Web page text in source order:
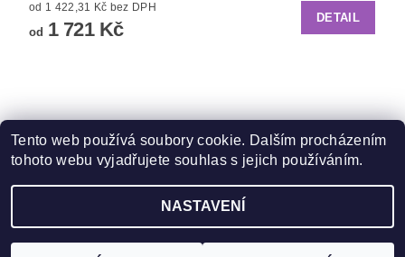
od 1 422,31 Kč bez DPH
od 1 721 Kč
DETAIL
Zboží.cz | Heureka.cz
2026 ©ZooFit, všechna práva vyhrazenaUpravit nastavení cookies
Tento web používá soubory cookie. Dalším procházením
tohoto webu vyjadřujete souhlas s jejich používáním.
NASTAVENÍ